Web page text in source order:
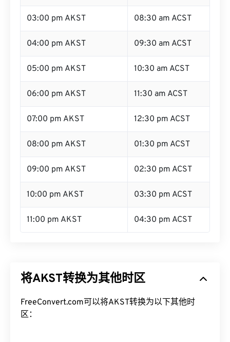
03:00 pm AKST 08:30 am ACST
04:00 pm AKST 09:30 am ACST
05:00 pm AKST 10:30 am ACST
06:00 pm AKST 11:30 am ACST
07:00 pm AKST 12:30 pm ACST
08:00 pm AKST 01:30 pm ACST
09:00 pm AKST 02:30 pm ACST
10:00 pm AKST 03:30 pm ACST
11:00 pm AKST 04:30 pm ACST
将AKST转换为其他时区
FreeConvert.com可以将AKST转换为以下其他时
区：